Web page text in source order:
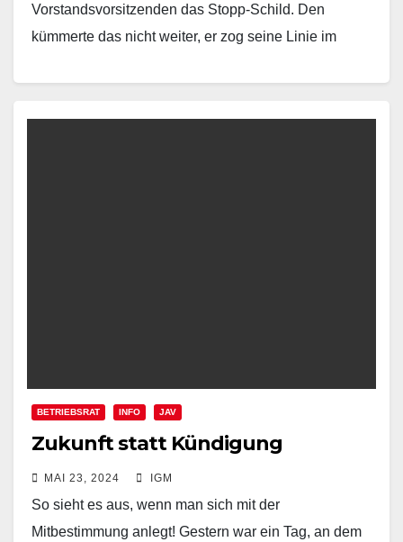
Vorstandsvorsitzenden das Stopp-Schild. Den
kümmerte das nicht weiter, er zog seine Linie im
BETRIEBSRAT INFO JAV
Zukunft statt Kündigung
MAI 23, 2024 IGM
So sieht es aus, wenn man sich mit der
Mitbestimmung anlegt! Gestern war ein Tag, an dem